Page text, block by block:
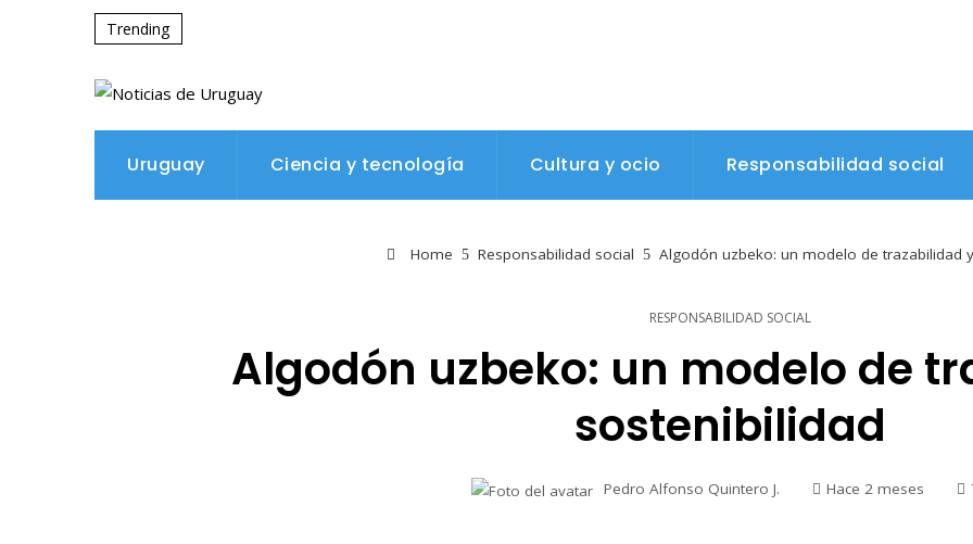
Trending
Uruguay Ciencia y tecnología Cultura y ocio Responsabilidad social
Home Responsabilidad social Algodón uzbeko: un modelo de trazabilidad
RESPONSABILIDAD SOCIAL
Algodón uzbeko: un modelo de
sostenibilidad
Pedro Alfonso Quintero J. Hace 2 meses